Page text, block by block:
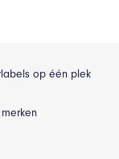
op één plek